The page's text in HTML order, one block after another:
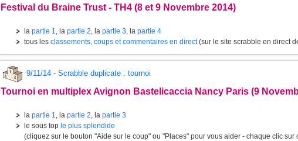
Festival du Braine Trust - TH4 (8 et 9 Novembre 2014)
la partie 1, la partie 2, la partie 3, la partie 4
tous les classements, coups et commentaires en direct(sur le site scrabble en direct
9/11/14 - Scrabble duplicate : tournoi
Tournoi en multiplex Avignon Bastelicaccia Nancy Paris (9
la partie 1 , la partie 2 , la partie 3
le sous top le plus splendide
(cliquez sur le bouton "Aide sur le coup" ou "Places" pour vous aider - chaque clic sur